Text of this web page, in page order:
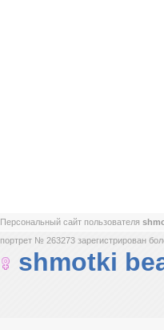
Персональный сайт пользователя
портрет № 263273 зарегистрирован
shmotki